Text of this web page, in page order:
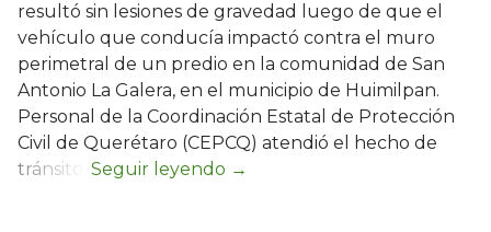
resultó sin lesiones de gravedad luego de que el
vehículo que conducía impactó contra el muro
perimetral de un predio en la comunidad de San
Antonio La Galera, en el municipio de Huimilpan.
Personal de la Coordinación Estatal de Protección
Civil de Querétaro (CEPCQ) atendió el hecho de
tránsito.